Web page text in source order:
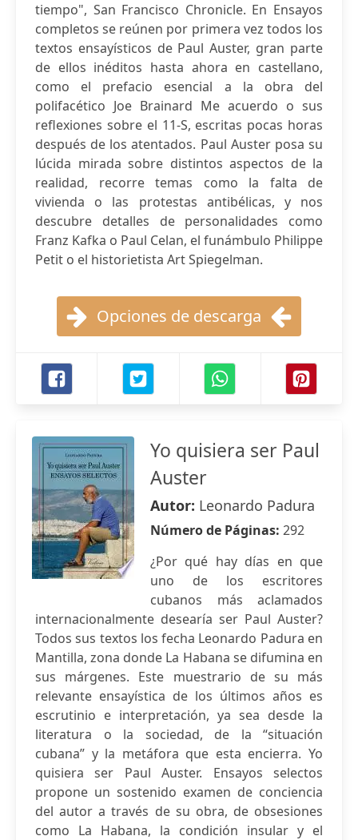
tiempo", San Francisco Chronicle. En Ensayos
completos se reúnen por primera vez todos los
textos ensayísticos de Paul Auster, gran parte
de ellos inéditos hasta ahora en castellano,
como el prefacio esencial a la obra del
polifacético Joe Brainard Me acuerdo o sus
reflexiones sobre el 11-S, escritas pocas horas
después de los atentados. Paul Auster posa su
lúcida mirada sobre distintos aspectos de la
realidad, recorre temas como la falta de
vivienda o las protestas antibélicas, y nos
descubre detalles de personalidades como
Franz Kafka o Paul Celan, el funámbulo Philippe
Petit o el historietista Art Spiegelman.
Opciones de descarga
Yo quisiera ser Paul
Auster
Autor: Leonardo Padura
Número de Páginas: 292
¿Por qué hay días en que
uno de los escritores
cubanos más aclamados
internacionalmente desearía ser Paul Auster?
Todos sus textos los fecha Leonardo Padura en
Mantilla, zona donde La Habana se difumina en
sus márgenes. Este muestrario de su más
relevante ensayística de los últimos años es
escrutinio e interpretación, ya sea desde la
literatura o la sociedad, de la “situación
cubana” y la metáfora que esta encierra. Yo
quisiera ser Paul Auster. Ensayos selectos
propone un sostenido examen de conciencia
del autor a través de su obra, de obsesiones
como La Habana, la condición insular y el